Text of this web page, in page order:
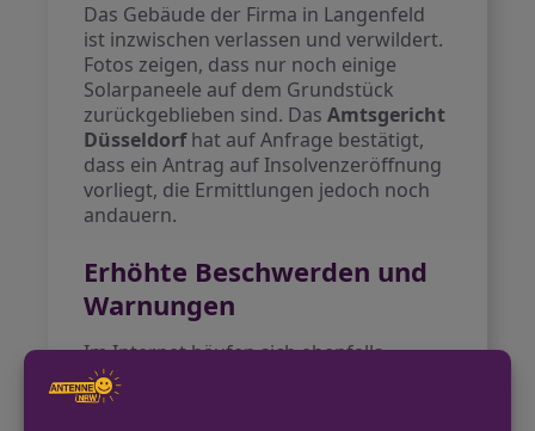
Das Gebäude der Firma in Langenfeld
ist inzwischen verlassen und verwildert.
Fotos zeigen, dass nur noch einige
Solarpaneele auf dem Grundstück
zurückgeblieben sind. DasAmtsgericht
Düsseldorfhat auf Anfrage bestätigt,
dass ein Antrag auf Insolvenzeröffnung
vorliegt, die Ermittlungen jedoch noch
andauern.
Erhöhte Beschwerden und
Warnungen
Im Internet häufen sich ebenfalls
Beschwerden über das
Geschäftsgebaren von Solarnia. Die